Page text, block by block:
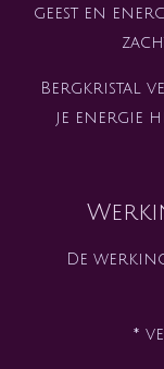
geest en
Bergkristal
je energie
De
*